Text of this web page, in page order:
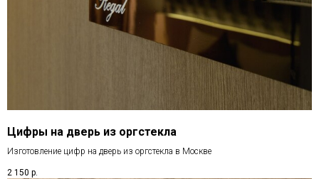
Цифры на дверь из оргстекла
Изготовление цифр на дверь из оргстекла в Москве
2 150 р.